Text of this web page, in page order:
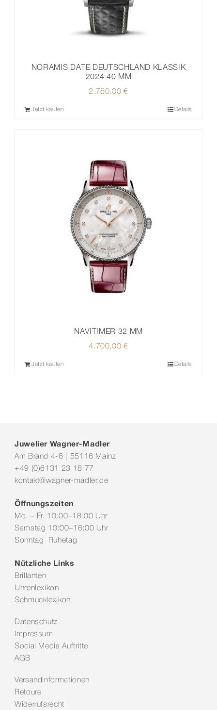
NORAMIS DATE DEUTSCHLAND KLASSIK
2024 40 MM
2.780,00€
Jetzt kaufen Details
NAVITIMER 32 MM
4.700,00€
Jetzt kaufen Details
Juwelier Wagner-Madler
Am Brand 4-6 | 55116 Mainz
+49 (0)6131 23 18 77
kontakt@wagner-madler.de
Öffnungszeiten
Mo. – Fr. 10:00–18:00 Uhr
Samstag 10:00–16:00 Uhr
Sonntag Ruhetag
Nützliche Links
Brillanten
Uhrenlexikon
Schmucklexikon
Datenschutz
Impressum
Social Media Auftritte
AGB
Versandinformationen
Retoure
Widerrufsrecht